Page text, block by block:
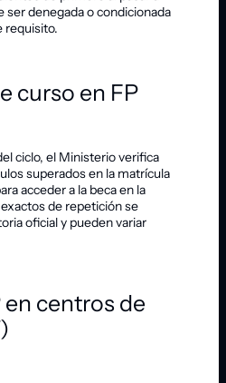
ser denegada o condicionada
requisito.
curso en FP
ciclo, el Ministerio verifica
superados en la matrícula
acceder a la beca en la
de repetición se
oficial y pueden variar
en centros de